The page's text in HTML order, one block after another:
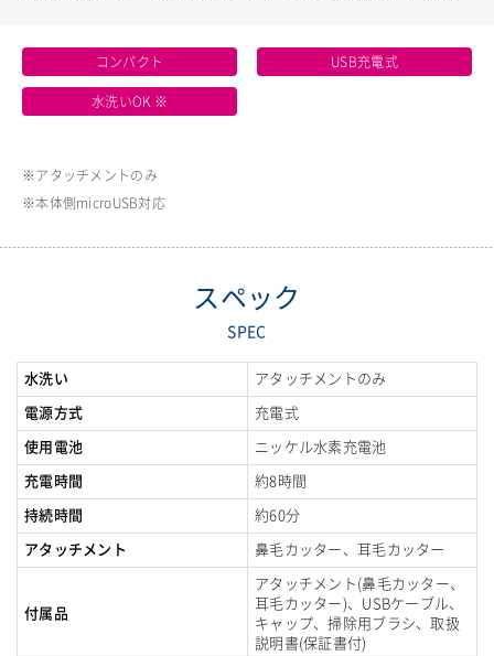
コンパクト USB充電式
水洗いOK ※
※アタッチメントのみ
※本体側microUSB対応
スペック
SPEC
水洗い アタッチメントのみ
電源方式 充電式
使用電池 ニッケル水素充電池
充電時間 約8時間
持続時間 約60分
アタッチメント 鼻毛カッター、耳毛カッター
付属品
アタッチメント(鼻毛カッター、
耳毛カッター)、USBケーブル、
キャップ、掃除用ブラシ、取扱
説明書(保証書付)